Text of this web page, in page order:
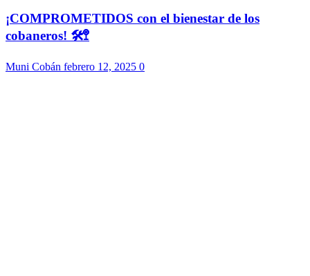
¡COMPROMETIDOS con el bienestar de los
cobaneros! 🛠️🚏
Muni Cobán febrero 12, 2025 0